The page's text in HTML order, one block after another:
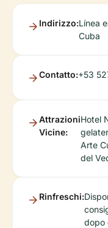
Indirizzo:Línea
Cuba
Contatto:+53
Attrazioni
Vicine:
Hotel
Arte
del
Rinfreschi:
dopo